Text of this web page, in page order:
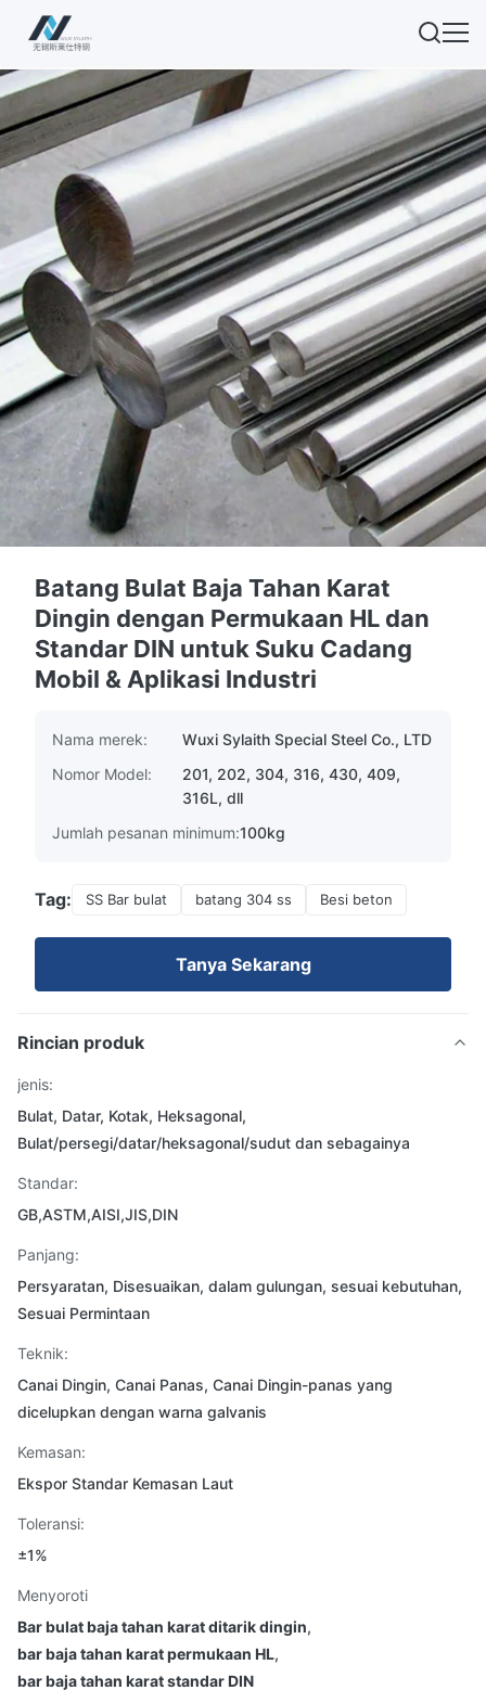
Batang Bulat Baja Tahan Karat
Dingin dengan Permukaan HL dan
Standar DIN untuk Suku Cadang
Mobil & Aplikasi Industri
Nama merek:
Wuxi Sylaith Special Steel Co., LTD
Nomor Model:
201, 202, 304, 316, 430, 409,
316L, dll
Jumlah pesanan minimum:100kg
Tag: SS Bar bulat batang 304 ss Besi beton
Tanya Sekarang
Rincian produk
jenis:
Bulat, Datar, Kotak, Heksagonal,
Bulat/persegi/datar/heksagonal/sudut dan sebagainya
Standar:
GB,ASTM,AISI,JIS,DIN
Panjang:
Persyaratan, Disesuaikan, dalam gulungan, sesuai kebutuhan,
Sesuai Permintaan
Teknik:
Canai Dingin, Canai Panas, Canai Dingin-panas yang
dicelupkan dengan warna galvanis
Kemasan:
Ekspor Standar Kemasan Laut
Toleransi:
±1%
Menyoroti
Bar bulat baja tahan karat ditarik dingin,
bar baja tahan karat permukaan HL,
bar baja tahan karat standar DIN